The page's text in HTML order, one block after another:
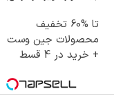
تا %60 تخفیف
محصولات جین وست
+ خرید در 4 قسط